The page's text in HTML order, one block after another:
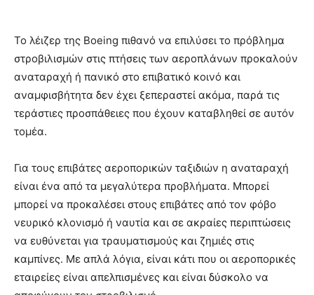
Το λέιζερ της Boeing πιθανό να επιλύσει το πρόβλημα
στροβιλισμών στις πτήσεις των αεροπλάνων προκαλούν
αναταραχή ή πανικό στο επιβατικό κοινό και
αναμφισβήτητα δεν έχει ξεπεραστεί ακόμα, παρά τις
τεράστιες προσπάθειες που έχουν καταβληθεί σε αυτόν
τομέα.
Για τους επιβάτες αεροπορικών ταξιδιών η αναταραχή
είναι ένα από τα μεγαλύτερα προβλήματα. Μπορεί
μπορεί να προκαλέσει στους επιβάτες από τον φόβο
νευρικό κλονισμό ή ναυτία και σε ακραίες περιπτώσεις
να ευθύνεται για τραυματισμούς και ζημιές στις
καμπίνες. Με απλά λόγια, είναι κάτι που οι αεροπορικές
εταιρείες είναι απελπισμένες και είναι δύσκολο να